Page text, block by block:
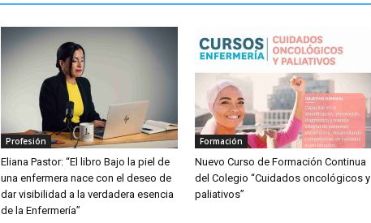
Profesión
Eliana Pastor: “El libro Bajo la piel de
una enfermera nace con el deseo de
dar visibilidad a la verdadera esencia
de la Enfermería”
Formación
Nuevo Curso de Formación Continua
del Colegio “Cuidados oncológicos y
paliativos”